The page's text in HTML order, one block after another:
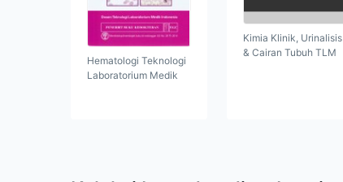
Hematologi Teknologi
Laboratorium Medik
Kimia Klinik, Urinalisis
& Cairan Tubuh TLM